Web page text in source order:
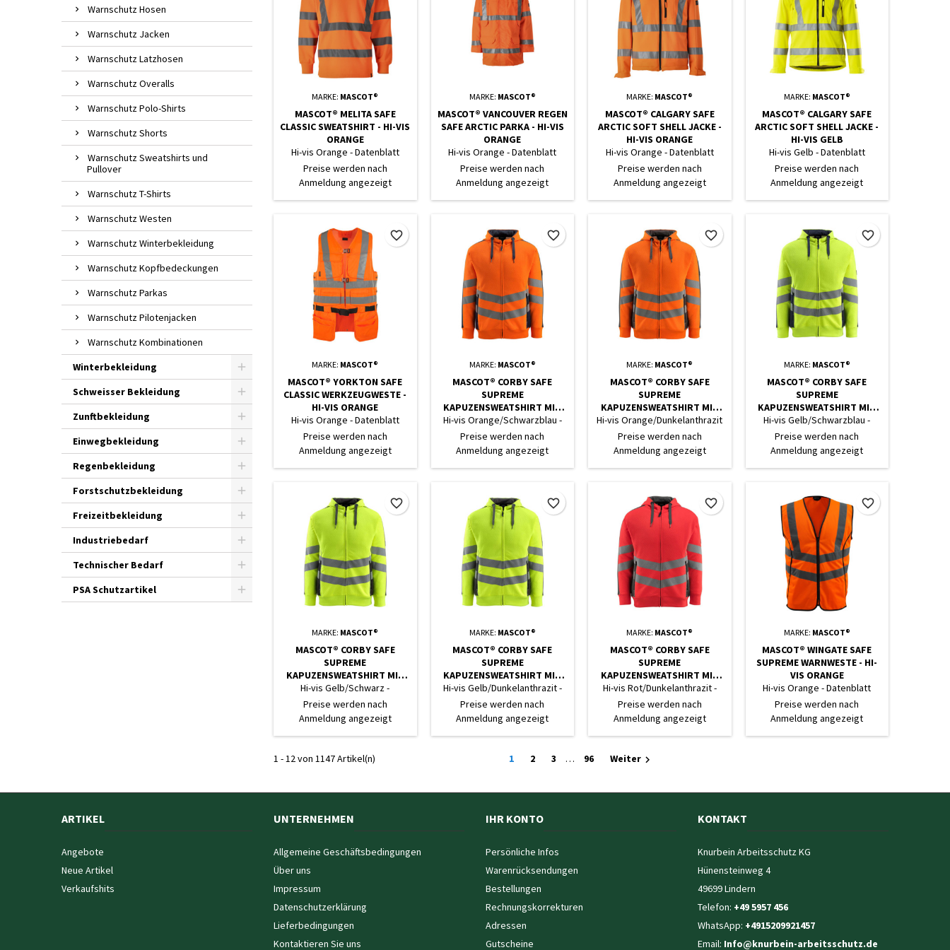
Warnschutz Hosen
Warnschutz Jacken
Warnschutz Latzhosen
Warnschutz Overalls
Warnschutz Polo-Shirts
Warnschutz Shorts
Warnschutz Sweatshirts und
Pullover
Warnschutz T-Shirts
Warnschutz Westen
Warnschutz Winterbekleidung
Warnschutz Kopfbedeckungen
Warnschutz Parkas
Warnschutz Pilotenjacken
Warnschutz Kombinationen
Winterbekleidung
Schweisser Bekleidung
Zunftbekleidung
Einwegbekleidung
Regenbekleidung
Forstschutzbekleidung
Freizeitbekleidung
Industriebedarf
Technischer Bedarf
PSA Schutzartikel
MARKE: MASCOT®
MASCOT® MELITA SAFE
CLASSIC SWEATSHIRT - HI-VIS
ORANGE
Hi-vis Orange - Datenblatt
Preise werden nach
Anmeldung angezeigt
MARKE: MASCOT®
MASCOT® VANCOUVER REGEN
SAFE ARCTIC PARKA - HI-VIS
ORANGE
Hi-vis Orange - Datenblatt
Preise werden nach
Anmeldung angezeigt
MARKE: MASCOT®
MASCOT® CALGARY SAFE
ARCTIC SOFT SHELL JACKE -
HI-VIS ORANGE
Hi-vis Orange - Datenblatt
Preise werden nach
Anmeldung angezeigt
MARKE: MASCOT®
MASCOT® CALGARY SAFE
ARCTIC SOFT SHELL JACKE -
HI-VIS GELB
Hi-vis Gelb - Datenblatt
Preise werden nach
Anmeldung angezeigt
MARKE: MASCOT®
MASCOT® YORKTON SAFE
CLASSIC WERKZEUGWESTE -
HI-VIS ORANGE
Hi-vis Orange - Datenblatt
Preise werden nach
Anmeldung angezeigt
favorite_border
MARKE: MASCOT®
MASCOT® CORBY SAFE
SUPREME
KAPUZENSWEATSHIRT MIT
REISSVERSCHLUSS - HI-VIS O
RANGE/SCHWARZBLAU
Hi-vis Orange/Schwarzblau -
Datenblatt
Preise werden nach
Anmeldung angezeigt
favorite_border
MARKE: MASCOT®
MASCOT® CORBY SAFE
SUPREME
KAPUZENSWEATSHIRT MIT
REISSVERSCHLUSS - HI-VIS O
RANGE/DUNKELANTHRAZIT
Hi-vis Orange/Dunkelanthrazit
- Datenblatt
Preise werden nach
Anmeldung angezeigt
favorite_border
MARKE: MASCOT®
MASCOT® CORBY SAFE
SUPREME
KAPUZENSWEATSHIRT MIT
REISSVERSCHLUSS - HI-VIS G
ELB/SCHWARZBLAU
Hi-vis Gelb/Schwarzblau -
Datenblatt
Preise werden nach
Anmeldung angezeigt
favorite_border
MARKE: MASCOT®
MASCOT® CORBY SAFE
SUPREME
KAPUZENSWEATSHIRT MIT
REISSVERSCHLUSS - HI-VIS G
ELB/SCHWARZ
Hi-vis Gelb/Schwarz -
Datenblatt
Preise werden nach
Anmeldung angezeigt
favorite_border
MARKE: MASCOT®
MASCOT® CORBY SAFE
SUPREME
KAPUZENSWEATSHIRT MIT
REISSVERSCHLUSS - HI-VIS G
ELB/DUNKELANTHRAZIT
Hi-vis Gelb/Dunkelanthrazit -
Datenblatt
Preise werden nach
Anmeldung angezeigt
favorite_border
MARKE: MASCOT®
MASCOT® CORBY SAFE
SUPREME
KAPUZENSWEATSHIRT MIT
REISSVERSCHLUSS - HI-VIS R
OT/DUNKELANTHRAZIT
Hi-vis Rot/Dunkelanthrazit -
Datenblatt
Preise werden nach
Anmeldung angezeigt
favorite_border
MARKE: MASCOT®
MASCOT® WINGATE SAFE
SUPREME WARNWESTE - HI-
VIS ORANGE
Hi-vis Orange - Datenblatt
Preise werden nach
Anmeldung angezeigt
favorite_border
1 - 12 von 1147 Artikel(n) 1 2 3 … 96 Weiter
ARTIKEL
Angebote
Neue Artikel
Verkaufshits
UNTERNEHMEN
Allgemeine Geschäftsbedingungen
Über uns
Impressum
Datenschutzerklärung
Lieferbedingungen
Kontaktieren Sie uns
IHR KONTO
Persönliche Infos
Warenrücksendungen
Bestellungen
Rechnungskorrekturen
Adressen
Gutscheine
KONTAKT
Knurbein Arbeitsschutz KG
Hünensteinweg 4
49699 Lindern
Telefon: +49 5957 456
WhatsApp: +4915209921457
Email: Info@knurbein-arbeitsschutz.de